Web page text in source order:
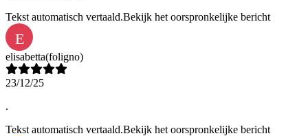
Tekst automatisch vertaald.Bekijk het oorspronkelijke bericht
E
elisabetta(foligno)
23/12/25
.
Tekst automatisch vertaald.Bekijk het oorspronkelijke bericht